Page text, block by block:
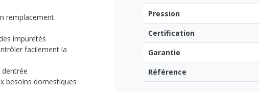
remplacement
impuretés
facilement la
besoins domestiques
Pression
Certification
Garantie
Référence